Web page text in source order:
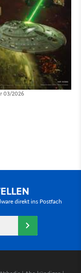
03/2026
direkt ins Postfach